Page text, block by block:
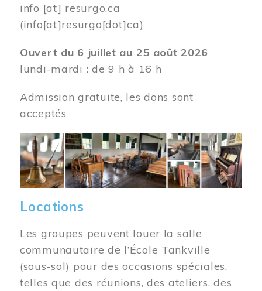
info [at] resurgo.ca
(info[at]resurgo[dot]ca)
Ouvert du 6 juillet au 25 août 2026
lundi-mardi : de 9 h à 16 h
Admission gratuite, les dons sont
acceptés
Image
Locations
Les groupes peuvent louer la salle
communautaire de l’École Tankville
(sous-sol) pour des occasions spéciales,
telles que des réunions, des ateliers, des